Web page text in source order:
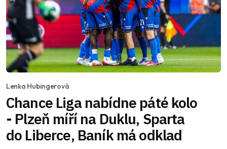
Lenka Hubingerová
Chance Liga nabídne páté kolo
- Plzeň míří na Duklu, Sparta
do Liberce, Baník má odklad